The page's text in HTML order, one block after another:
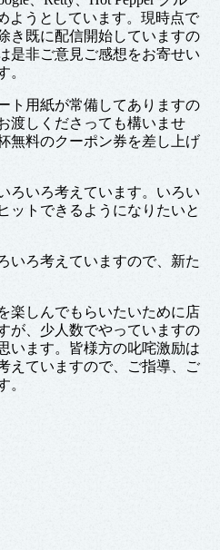
ようとしています。現時点で
き既に配信開始していますの
是非ご意見ご感想をお寄せい
。
ト用紙が常備してありますの
渡しくださっても構いませ
無料のクーポン券を差し上げ
ろいろ考えています。いろい
ットできるようになりたいと
いろ考えていますので、新た
楽しんでもらいたいために店
が、少人数でやっていますの
います。皆様方の叱咤激励は
えていますので、ご指導、ご
。